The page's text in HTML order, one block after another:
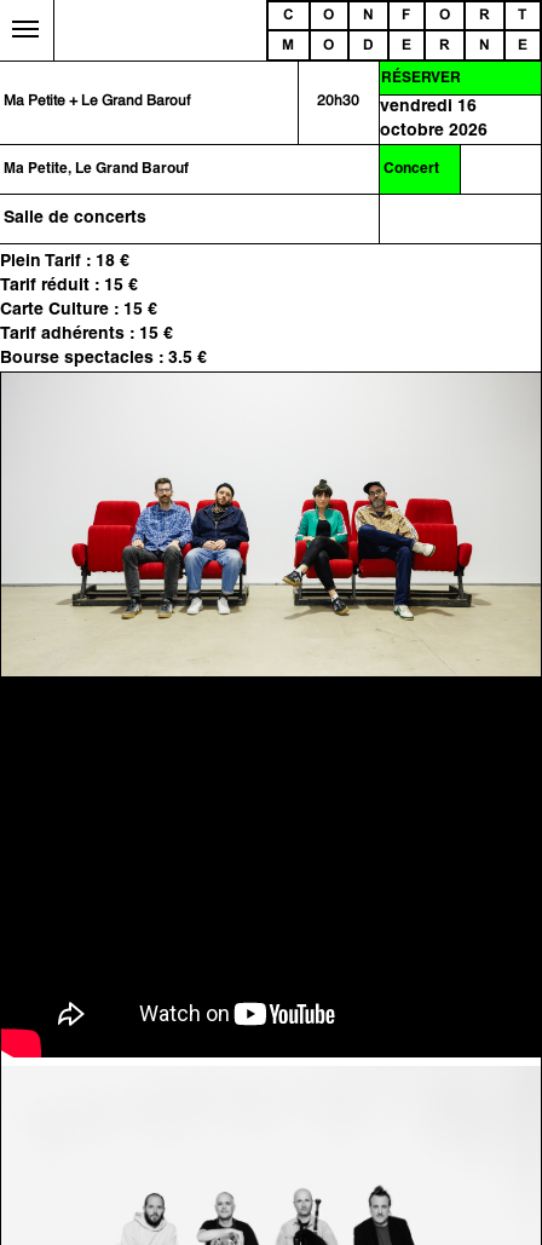
C O N F O R
T
M
O D E R N E
Ma Petite + Le Grand Barouf 20h30
RÉSERVER
vendredi 16
octobre 2026
Ma Petite, Le Grand Barouf Concert
Salle de concerts
Plein Tarif : 18 €
Tarif réduit : 15 €
Carte Culture : 15 €
Tarif adhérents : 15 €
Bourse spectacles : 3.5 €